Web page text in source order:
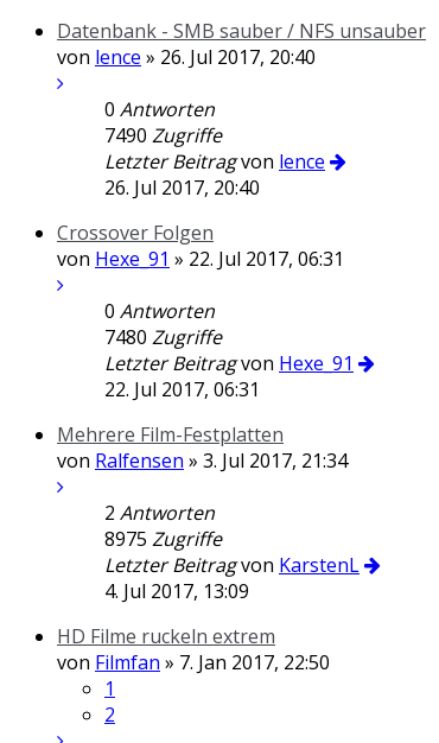
Datenbank - SMB sauber / NFS unsauber
von lence » 26. Jul 2017, 20:40
0 Antworten
7490 Zugriffe
Letzter Beitragvon lence
26. Jul 2017, 20:40
Crossover Folgen
von Hexe_91 » 22. Jul 2017, 06:31
0 Antworten
7480 Zugriffe
Letzter Beitragvon Hexe_91
22. Jul 2017, 06:31
Mehrere Film-Festplatten
von Ralfensen » 3. Jul 2017, 21:34
2 Antworten
8975 Zugriffe
Letzter Beitragvon KarstenL
4. Jul 2017, 13:09
HD Filme ruckeln extrem
von Filmfan » 7. Jan 2017, 22:50
1
2